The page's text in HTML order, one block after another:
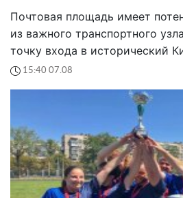
Почтовая площадь имеет
из важного транспортного
точку входа в исторический
15:40 07.08